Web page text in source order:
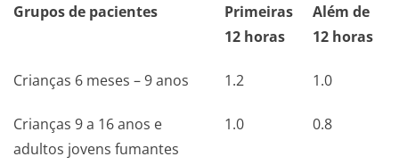
Grupos de pacientes
Primeiras
12 horas
Além de
12 horas
Crianças 6 meses – 9 anos 1.2 1.0
Crianças 9 a 16 anos e
adultos jovens fumantes
1.0 0.8